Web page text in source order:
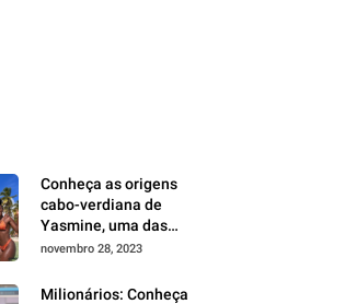
Conheça as origens
cabo-verdiana de
Yasmine, uma das
maiores vozes da
novembro 28, 2023
Milionários: Conheça